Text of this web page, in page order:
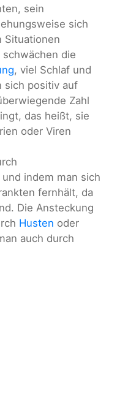
sein
sich
Situationen
schwächen die
, viel Schlaf und
sich positiv auf
Zahl
das heißt, sie
oder Viren
indem man sich
fernhält, da
Die Ansteckung
Husten oder
auch durch